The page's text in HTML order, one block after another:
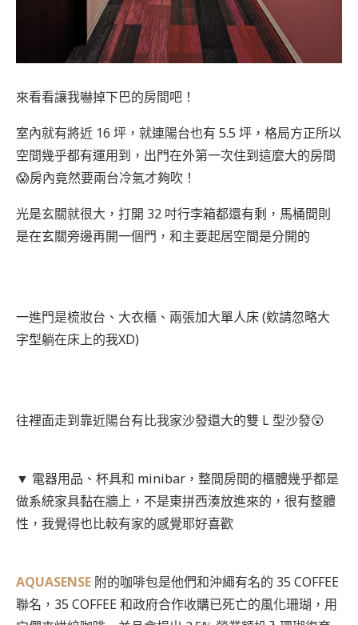
來看看讓我嚇掉下巴的房間吧！
室內就有將近 16 坪，就連陽台也有 5.5 坪，格局方正所以
空間幾乎都有運用到，出門在外第一次住到這麼大的房間
😱房內竟然要兩台冷氣才夠吹！
光是玄關就很大，打開 32 吋行李箱都還有剩，馬桶間則
是在玄關旁邊再開一個門，和主要起居空間是分開的
一進門是梳妝台、大衣櫃、兩張加大單人床 (欸請忽略大
字型躺在床上的我XD)
往裡面走到靠近陽台有比我家沙發還大的雙 L 型沙發😲
▼ 電器用品、杯具和 minibar，整間房間的櫃體幾乎都是
做系統家具黏在牆上，不是東拼西湊放進來的，很有整體
性，我覺得也比較有家的感覺耶好喜歡
AQUASENSE 附的咖啡包是他們和沖繩有名的 35 COFFEE
聯名，35 COFFEE 和政府合作收購已死亡的風化珊瑚，用